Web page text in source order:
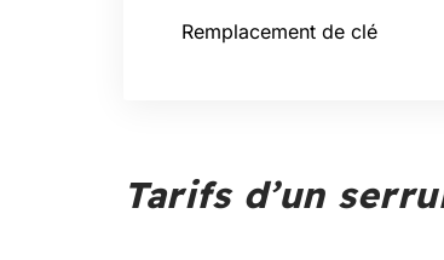
Remplacement de clé
Tarifs d’un